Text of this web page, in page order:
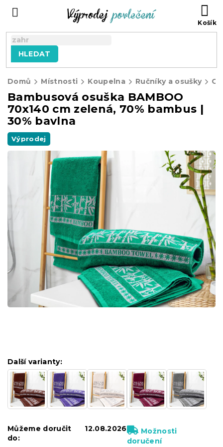
HLEDAT
Domů Místnosti Koupelna Ručníky a osušky
Bambusová osuška BAMBOO
70x140 cm zelená, 70% bambus |
30% bavlna
Výprodej
Další varianty:
Můžeme doručit
do:
12.08.2026
Možnosti
doručení